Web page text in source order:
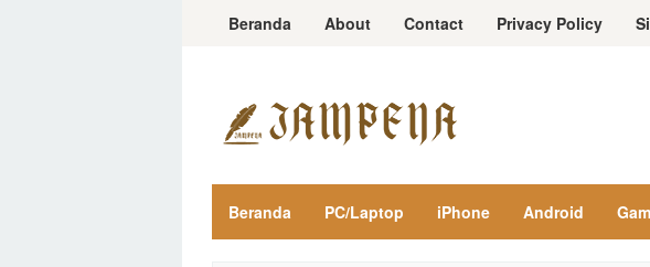
LoncatBeranda About Contact Privacy Policy
Beranda PC/Laptop iPhone Android